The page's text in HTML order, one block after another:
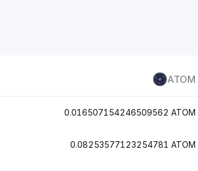
ATOM
0.016507154246509562 ATOM
0.08253577123254781 ATOM